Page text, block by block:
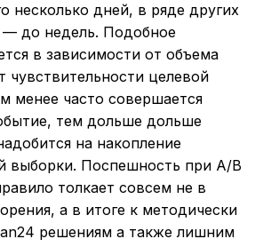
несколько дней, в ряде других
— до недель. Подобное
в зависимости от объема
чувствительности целевой
менее часто совершается
тем дольше дольше
на накопление
выборки. Поспешность при A/B
толкает совсем не в
а в итоге к методически
решениям а также лишним